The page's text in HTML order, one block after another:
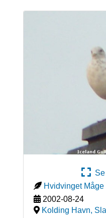
Se
Hvidvinget Måge
2002-08-24
Kolding Havn,